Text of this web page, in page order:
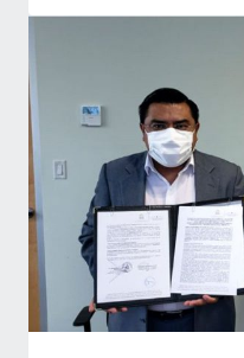
2
TRABAJAN
DE
FORMA
LEGAL
EN
EEUU
BAJO
EL
PROGRAMA
DE